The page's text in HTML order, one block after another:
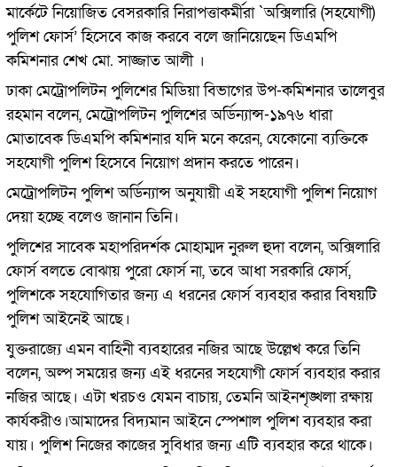
মার্কেটে নিয়োজিত বেসরকারি নিরাপত্তাকর্মীরা `অক্সিলারি (সহযোগী)
পুলিশ ফোর্স’ হিসেবে কাজ করবে বলে জানিয়েছেন ডিএমপি
কমিশনার শেখ মো. সাজ্জাত আলী ।
ঢাকা মেট্রোপলিটন পুলিশের মিডিয়া বিভাগের উপ-কমিশনার তালেবুর
রহমান বলেন, মেট্রোপলিটন পুলিশের অর্ডিন্যান্স-১৯৭৬ ধারা
মোতাবেক ডিএমপি কমিশনার যদি মনে করেন, যেকোনো ব্যক্তিকে
সহযোগী পুলিশ হিসেবে নিয়োগ প্রদান করতে পারেন।
মেট্রোপলিটন পুলিশ অর্ডিন্যান্স অনুযায়ী এই সহযোগী পুলিশ নিয়োগ
দেয়া হচ্ছে বলেও জানান তিনি।
পুলিশের সাবেক মহাপরিদর্শক মোহাম্মদ নুরুল হুদা বলেন, অক্সিলারি
ফোর্স বলতে বোঝায় পুরো ফোর্স না, তবে আধা সরকারি ফোর্স,
পুলিশকে সহযোগিতার জন্য এ ধরনের ফোর্স ব্যবহার করার বিষয়টি
পুলিশ আইনেই আছে।
যুক্তরাজ্যে এমন বাহিনী ব্যবহারের নজির আছে উল্লেখ করে তিনি
বলেন, অল্প সময়ের জন্য এই ধরনের সহযোগী ফোর্স ব্যবহার করার
নজির আছে। এটা খরচও যেমন বাচায়, তেমনি আইনশৃঙ্খলা রক্ষায়
কার্যকরীও।আমাদের বিদ্যমান আইনে স্পেশাল পুলিশ ব্যবহার করা
যায়। পুলিশ নিজের কাজের সুবিধার জন্য এটি ব্যবহার করে থাকে।